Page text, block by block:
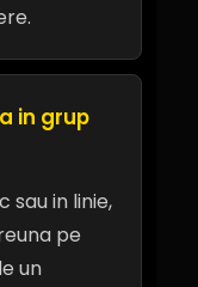
in grup
sau in linie,
pe
un